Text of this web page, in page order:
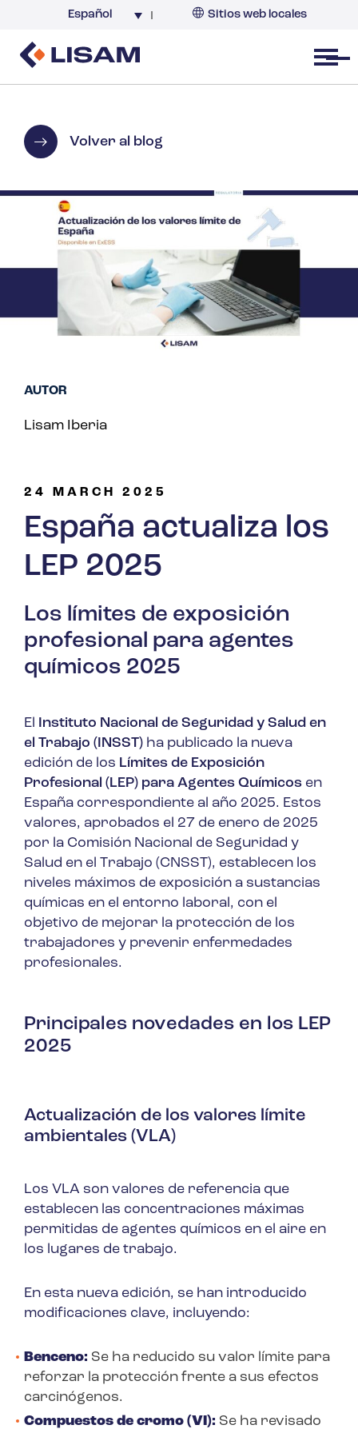
Español Sitios web locales
Open menu
Volver al blog
24 MARCH 2025
España actualiza los
LEP 2025
Los límites de exposición
profesional para agentes
químicos 2025
El Instituto Nacional de Seguridad y Salud en
el Trabajo (INSST) ha publicado la nueva
edición de los Límites de Exposición
Profesional (LEP) para Agentes Químicos en
España correspondiente al año 2025. Estos
valores, aprobados el 27 de enero de 2025
por la Comisión Nacional de Seguridad y
Salud en el Trabajo (CNSST), establecen los
niveles máximos de exposición a sustancias
químicas en el entorno laboral, con el
objetivo de mejorar la protección de los
trabajadores y prevenir enfermedades
profesionales.
Principales novedades en los LEP
2025
Actualización de los valores límite
ambientales (VLA)
Los VLA son valores de referencia que
establecen las concentraciones máximas
permitidas de agentes químicos en el aire en
los lugares de trabajo.
En esta nueva edición, se han introducido
modificaciones clave, incluyendo:
Benceno: Se ha reducido su valor límite para
reforzar la protección frente a sus efectos
carcinógenos.
Compuestos de cromo (VI): Se ha revisado
AUTOR
Lisam Iberia